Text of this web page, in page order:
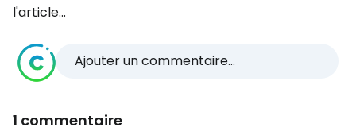
l'article...
Ajouter un commentaire...
1 commentaire